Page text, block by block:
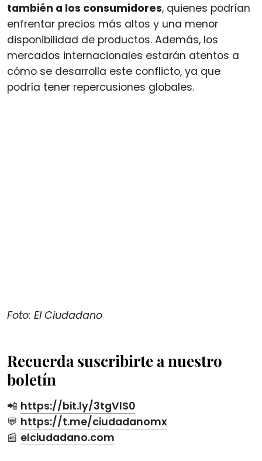
también a los consumidores, quienes podrían
enfrentar precios más altos y una menor
disponibilidad de productos. Además, los
mercados internacionales estarán atentos a
cómo se desarrolla este conflicto, ya que
podría tener repercusiones globales.
Foto: El Ciudadano
Recuerda suscribirte a nuestro
boletín
📲 https://bit.ly/3tgVlS0
💬 https://t.me/ciudadanomx
📰 elciudadano.com